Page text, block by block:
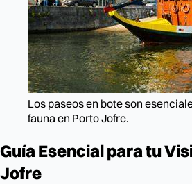
Los paseos en bote son
fauna en Porto Jofre.
Guía Esencial para tu
Jofre